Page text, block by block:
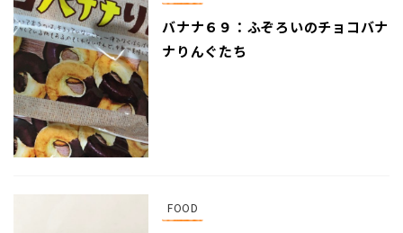
バナナ６９：ふぞろいのチョコバナ
ナりんぐたち
FOOD